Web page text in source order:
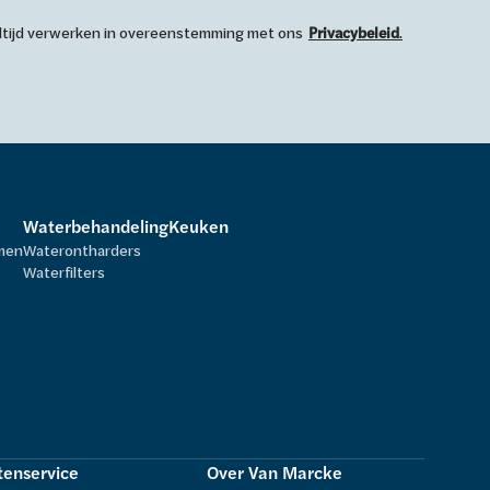
verwerken in overeenstemming met ons Privacybeleid.
Waterbehandeling
Waterontharders
Waterfilters
Keuken
Over Van Marcke